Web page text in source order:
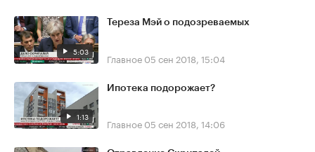
5:03
Тереза Мэй о подозреваемых
Главное 05 сен 2018, 15:04
1:13
Ипотека подорожает?
Главное 05 сен 2018, 14:06